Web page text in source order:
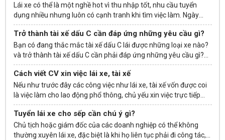
Lái xe có thể là một nghề hot vì thu nhập tốt, nhu cầu tuyển
dụng nhiều nhưng luôn có cạnh tranh khi tìm việc làm . Ngày
nay, bạn rất khó ứng tuyển thành công nếu chỉ đơn giản là "biết
lái xe" và "có bằng lái" vì một số kỹ năng khác cũng quan trọng
không kém.
Trở thành tài xế dấu C cần đáp ứng những yêu cầu gì?
Bạn có đang thắc mắc tài xế dấu C lái được những loại xe nào?
và trở thành tài xế dấu C cần phải đáp ứng những yêu cầu gì?
Mặc dù nghe đến bằng lái xe hạng C nhưng không phải ai cũng
biết rõ về tầm quan trọng của chúng cũng như cơ hội việc làm
của tài xế dấu C. Vì vậy, hãy cùng JOBOKO đi tìm câu trả lời chi
tiết nhé.
Cách viết CV xin việc lái xe, tài xế
Nếu như trước đây các công việc như lái xe, tài xế vốn được coi
là việc làm cho lao động phổ thông, chủ yếu xin việc trực tiếp
hoặc qua quen biết thì ngày nay, tuyển dụng trực tuyến các vai
trò này khá phổ biến. Việc chuẩn bị CV ứng tuyển là yêu cầu bắt
buộc và bản thân ứng viên phải biết cách viết CV xin việc lái xe,
tài xế đúng chuẩn.
Tuyển lái xe cho sếp cần chú ý gì?
Chủ tịch hoặc giám đốc của các doanh nghiệp có thể không
thường xuyên lái xe, đặc biệt là khi họ liên tục phải đi công tác,